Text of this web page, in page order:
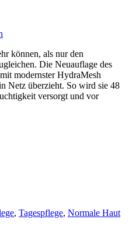
können, als nur den
Die Neuauflage des
modernster HydraMesh
Netz überzieht. So wird sie 48
versorgt und vor
, Tagespflege, Normale Haut